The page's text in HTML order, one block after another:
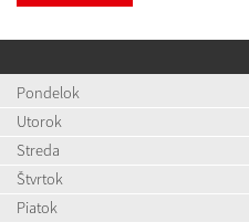
Pondelok
Utorok
Streda
Štvrtok
Piatok